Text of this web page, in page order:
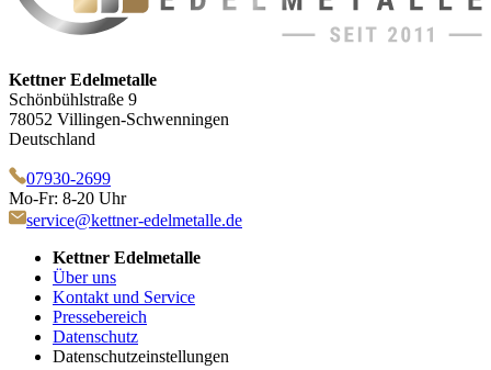
Kettner Edelmetalle
Schönbühlstraße 9
78052 Villingen-Schwenningen
Deutschland
07930-2699
Mo-Fr: 8-20 Uhr
service@kettner-edelmetalle.de
Kettner Edelmetalle
Über uns
Kontakt und Service
Pressebereich
Datenschutz
Datenschutzeinstellungen